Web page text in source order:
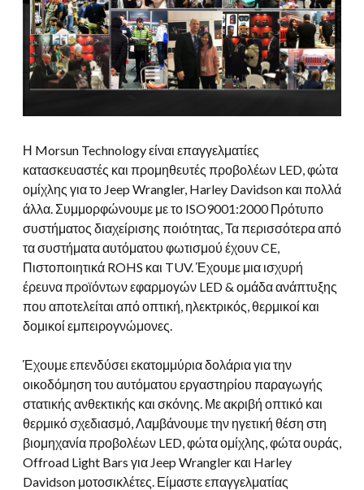
Η Morsun Technology είναι επαγγελματίες
κατασκευαστές και προμηθευτές προβολέων LED, φώτα
ομίχλης για το Jeep Wrangler, Harley Davidson και πολλά
άλλα. Συμμορφώνουμε με το ISO9001:2000 Πρότυπο
συστήματος διαχείρισης ποιότητας, Τα περισσότερα από
τα συστήματα αυτόματου φωτισμού έχουν CE,
Πιστοποιητικά ROHS και TUV. Έχουμε μια ισχυρή
έρευνα προϊόντων εφαρμογών LED & ομάδα ανάπτυξης
που αποτελείται από οπτική, ηλεκτρικός, θερμικοί και
δομικοί εμπειρογνώμονες.
Έχουμε επενδύσει εκατομμύρια δολάρια για την
οικοδόμηση του αυτόματου εργαστηρίου παραγωγής
στατικής ανθεκτικής και σκόνης. Με ακριβή οπτικό και
θερμικό σχεδιασμό, Λαμβάνουμε την ηγετική θέση στη
βιομηχανία προβολέων LED, φώτα ομίχλης, φώτα ουράς,
Offroad Light Bars για Jeep Wrangler και Harley
Davidson μοτοσικλέτες. Είμαστε επαγγελματίας